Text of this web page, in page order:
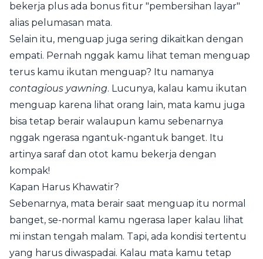
bekerja plus ada bonus fitur "pembersihan layar"
alias pelumasan mata.
Selain itu, menguap juga sering dikaitkan dengan
empati. Pernah nggak kamu lihat teman menguap
terus kamu ikutan menguap? Itu namanya
contagious yawning. Lucunya, kalau kamu ikutan
menguap karena lihat orang lain, mata kamu juga
bisa tetap berair walaupun kamu sebenarnya
nggak ngerasa ngantuk-ngantuk banget. Itu
artinya saraf dan otot kamu bekerja dengan
kompak!
Kapan Harus Khawatir?
Sebenarnya, mata berair saat menguap itu normal
banget, se-normal kamu ngerasa laper kalau lihat
mi instan tengah malam. Tapi, ada kondisi tertentu
yang harus diwaspadai. Kalau mata kamu tetap